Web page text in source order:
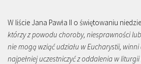
W liście Jana Pawła II o świętowaniu
którzy z powodu choroby, niesprawności
nie mogą wziąć udziału w Eucharystii,
najpełniej uczestniczyć z oddalenia w liturgii